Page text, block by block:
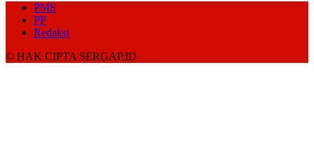
PMS
PP
Redaksi
© HAK CIPTA SERGAP.ID